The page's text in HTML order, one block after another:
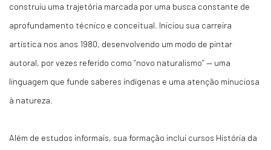
construiu uma trajetória marcada por uma busca constante de
aprofundamento técnico e conceitual. Iniciou sua carreira
artística nos anos 1980, desenvolvendo um modo de pintar
autoral, por vezes referido como “novo naturalismo” — uma
linguagem que funde saberes indígenas e uma atenção minuciosa
à natureza.
Além de estudos informais, sua formação inclui cursos História da